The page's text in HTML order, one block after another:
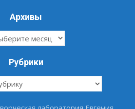
Архивы
Рубрики